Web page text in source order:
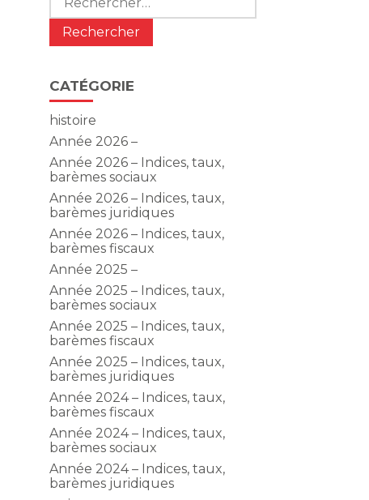
CATÉGORIE
histoire
Année 2026 –
Année 2026 – Indices, taux,
barèmes sociaux
Année 2026 – Indices, taux,
barèmes juridiques
Année 2026 – Indices, taux,
barèmes fiscaux
Année 2025 –
Année 2025 – Indices, taux,
barèmes sociaux
Année 2025 – Indices, taux,
barèmes fiscaux
Année 2025 – Indices, taux,
barèmes juridiques
Année 2024 – Indices, taux,
barèmes fiscaux
Année 2024 – Indices, taux,
barèmes sociaux
Année 2024 – Indices, taux,
barèmes juridiques